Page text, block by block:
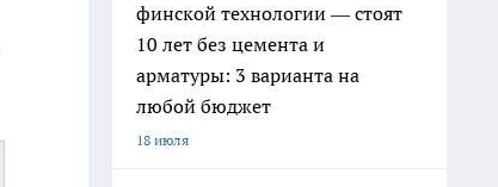
финской технологии — стоят
10 лет без цемента и
арматуры: 3 варианта на
любой бюджет
18 июля